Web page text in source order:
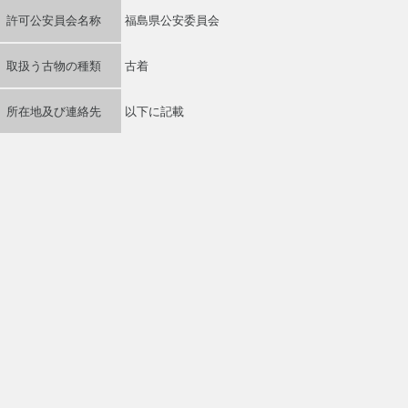
許可公安員会名称 福島県公安委員会
取扱う古物の種類 古着
所在地及び連絡先 以下に記載